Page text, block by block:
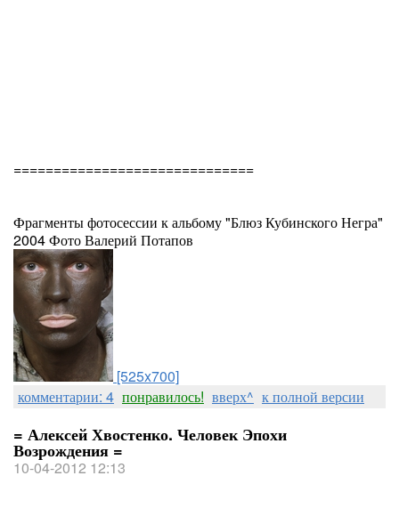
==============================
Фрагменты фотосессии к альбому "Блюз Кубинского Негра"
2004 Фото Валерий Потапов
[525x700]
комментарии: 4 понравилось! вверх^ к полной версии
= Алексей Хвостенко. Человек Эпохи
Возрождения =
10-04-2012 12:13